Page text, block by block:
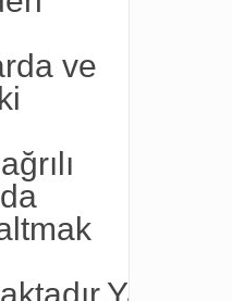
ve